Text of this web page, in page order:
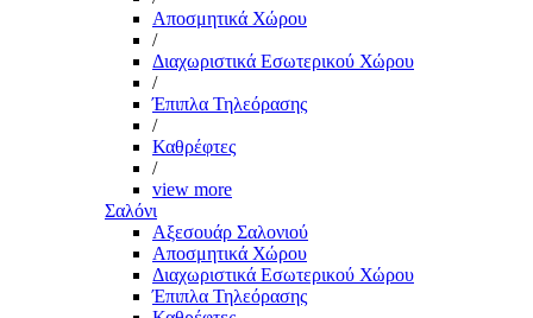
Αποσμητικά Χώρου
/
Διαχωριστικά Εσωτερικού Χώρου
/
Έπιπλα Τηλεόρασης
/
Καθρέφτες
/
view more
Σαλόνι
Αξεσουάρ Σαλονιού
Αποσμητικά Χώρου
Διαχωριστικά Εσωτερικού Χώρου
Έπιπλα Τηλεόρασης